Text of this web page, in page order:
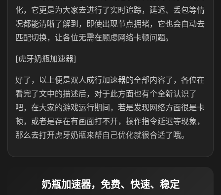
化，它更是为大家去进行了实时追踪，延迟、丢包等情
况都能清晰了解到，即使出现节点拥堵，它也会自动去
匹配切换，让各位无需在顾虑网络卡顿问题。
[虎牙奶瓶加速器]
好了，以上便是双人成行加速器的全部内容了，各位在
看完了文中的描述后，对于此方面也有个全新认识了
吧，在大家的游戏运行期间，若是发现网络方面很是卡
顿，或者是存在有画面打不开，操作指令延迟等现象，
那么去打开虎牙奶瓶来帮自己优化就很合适了哦。
奶瓶加速器，免费、快速、稳定